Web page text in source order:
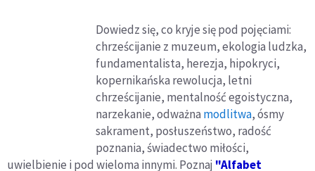
Dowiedz się, co kryje się pod pojęciami:
chrześcijanie z muzeum, ekologia ludzka,
fundamentalista, herezja, hipokryci,
kopernikańska rewolucja, letni
chrześcijanie, mentalność egoistyczna,
narzekanie, odważna modlitwa, ósmy
sakrament, posłuszeństwo, radość
poznania, świadectwo miłości,
uwielbienie i pod wieloma innymi. Poznaj "Alfabet